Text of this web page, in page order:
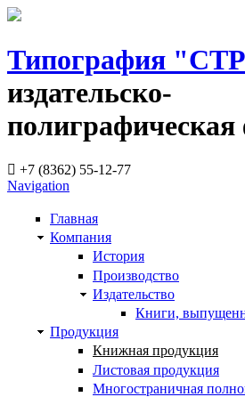
Типография
издательско-
+7 (8362) 55-12-77
Navigation
Главная
Компания
История
Производство
Издательство
Книги,
Продукция
Книжная продукция
Листовая продукция
Многостраничная